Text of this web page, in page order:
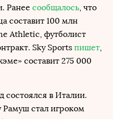
Ранее сообщалось, что
составит 100 млн
Athletic, футболист
Sky Sports пишет,
составит 275 000
в Италии.
стал игроком